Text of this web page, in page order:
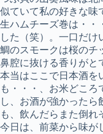
似ていて私の好きな味
生ハムチーズ巻は・・
した（笑）。一口だけ
鯛のスモークは桜のチ
鼻腔に抜ける香りがと
本当はここで日本酒を
も・・・、お米どころ
し、お酒が強かった
も、飲んだらまた倒れ
今日は、前菜から味が